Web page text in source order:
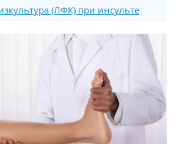
(ЛФК) при инсульте